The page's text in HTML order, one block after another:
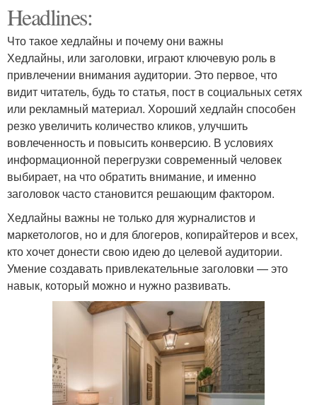
Headlines:
Что такое хедлайны и почему они важны
Хедлайны, или заголовки, играют ключевую роль в
привлечении внимания аудитории. Это первое, что
видит читатель, будь то статья, пост в социальных сетях
или рекламный материал. Хороший хедлайн способен
резко увеличить количество кликов, улучшить
вовлеченность и повысить конверсию. В условиях
информационной перегрузки современный человек
выбирает, на что обратить внимание, и именно
заголовок часто становится решающим фактором.
Хедлайны важны не только для журналистов и
маркетологов, но и для блогеров, копирайтеров и всех,
кто хочет донести свою идею до целевой аудитории.
Умение создавать привлекательные заголовки — это
навык, который можно и нужно развивать.